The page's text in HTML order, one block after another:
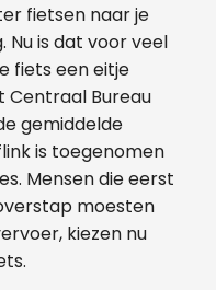
fietsen naar je
Nu is dat voor veel
fiets een eitje
Centraal Bureau
gemiddelde
is toegenomen
Mensen die eerst
moesten
kiezen nu